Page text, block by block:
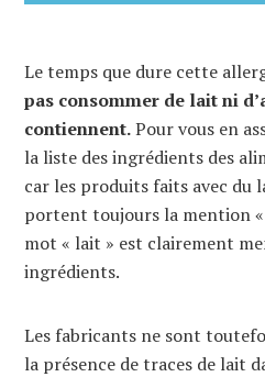
Le temps que dure cette
pas consommer de lait ni
contiennent.Pour vous en
la liste des ingrédients des
car les produits faits avec du
portent toujours la mention
mot « lait » est clairement
ingrédients.
Les fabricants ne sont
la présence de traces de lait